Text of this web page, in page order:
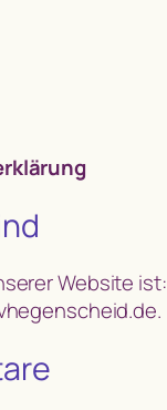
Website ist: